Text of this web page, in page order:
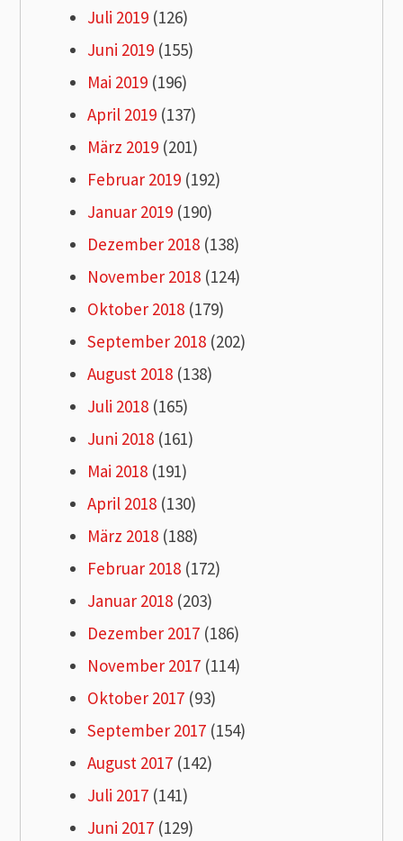
Juli 2019 (126)
Juni 2019 (155)
Mai 2019 (196)
April 2019 (137)
März 2019 (201)
Februar 2019 (192)
Januar 2019 (190)
Dezember 2018 (138)
November 2018 (124)
Oktober 2018 (179)
September 2018 (202)
August 2018 (138)
Juli 2018 (165)
Juni 2018 (161)
Mai 2018 (191)
April 2018 (130)
März 2018 (188)
Februar 2018 (172)
Januar 2018 (203)
Dezember 2017 (186)
November 2017 (114)
Oktober 2017 (93)
September 2017 (154)
August 2017 (142)
Juli 2017 (141)
Juni 2017 (129)